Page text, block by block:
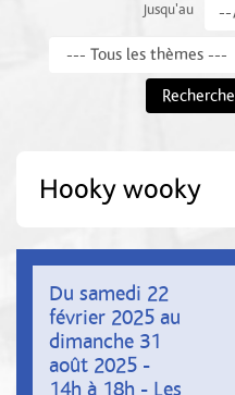
Jusqu'au
Hooky wooky
Du samedi 22
février 2025 au
dimanche 31
août 2025 -
14h à 18h - Les